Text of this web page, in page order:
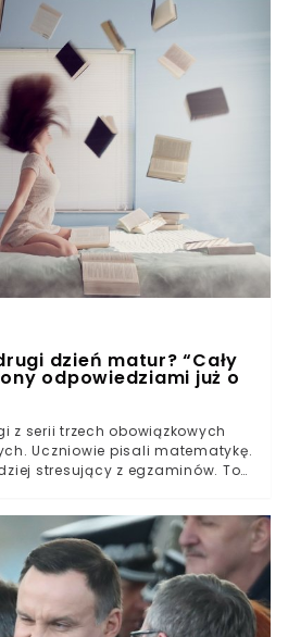
temat wypracowania
na temat egzaminu mają
zrobić, aby wycieki danych się
uczniów matura to najbardziej
bardziej jeśli przez
się do niego odizolowani,
pokoju. Pojawiały się
wyników tegorocznych
Wielu specjalistów zakłada, że
zdana matura w historii. Czy te
zdanie na ten temat mają
dzień matur? “Cały
odpowiedziami już o
z serii trzech obowiązkowych
Uczniowie pisali matematykę.
stresujący z egzaminów. To
plotki na temat zdjęć kartki z
po godzinie 7:00. Czy to
z matematyki rozpoczął
W tym roku przystąpiło do
Kontrowersje związane z
się po zakończeniu